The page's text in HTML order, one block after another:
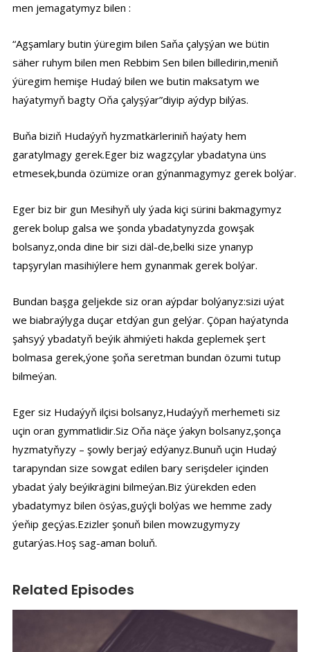
men jemagatymyz bilen :
“Agşamlary butin ýüregim bilen Saňa çalyşýan we bütin
säher ruhym bilen men Rebbim Sen bilen billedirin,meniň
ýüregim hemişe Hudaý bilen we butin maksatym we
haýatymyň bagty Oňa çalyşýar”diyip aýdyp bilýas.
Buňa biziň Hudaýyň hyzmatkärleriniň haýaty hem
garatylmagy gerek.Eger biz wagzçylar ybadatyna üns
etmesek,bunda özümize oran gýnanmagymyz gerek bolýar.
Eger biz bir gun Mesihyň uly ýada kiçi sürini bakmagymyz
gerek bolup galsa we şonda ybadatynyzda gowşak
bolsanyz,onda dine bir sizi däl-de,belki size ynanyp
tapşyrylan masihiýlere hem gynanmak gerek bolýar.
Bundan başga geljekde siz oran aýpdar bolýanyz:sizi uýat
we biabraýlyga duçar etdýan gun gelýar. Çöpan haýatynda
şahsyý ybadatyň beýik ähmiýeti hakda geplemek şert
bolmasa gerek,ýone şoňa seretman bundan özumi tutup
bilmeýan.
Eger siz Hudaýyň ilçisi bolsanyz,Hudaýyň merhemeti siz
uçin oran gymmatlidir.Siz Oňa näçe ýakyn bolsanyz,şonça
hyzmatyňyzy – şowly berjaý edýanyz.Bunuň uçin Hudaý
tarapyndan size sowgat edilen bary serişdeler içinden
ybadat ýaly beýikrägini bilmeýan.Biz ýürekden eden
ybadatymyz bilen ösýas,guýçli bolýas we hemme zady
ýeňip geçýas.Ezizler şonuň bilen mowzugymyzy
gutarýas.Hoş sag-aman boluň.
Related Episodes